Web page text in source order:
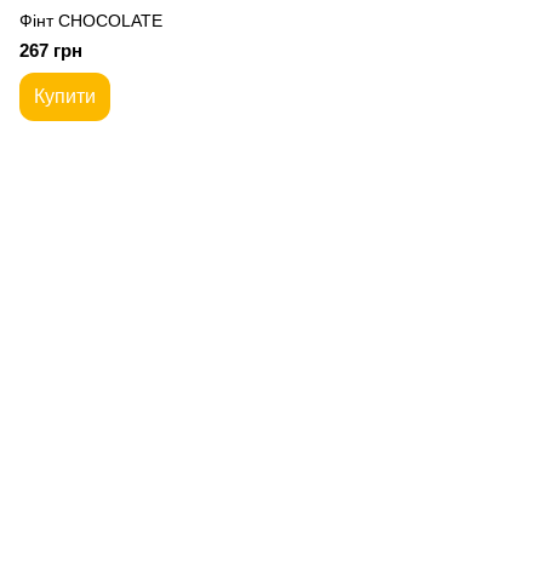
Фiнт CHOCOLATE
267 грн
Купити